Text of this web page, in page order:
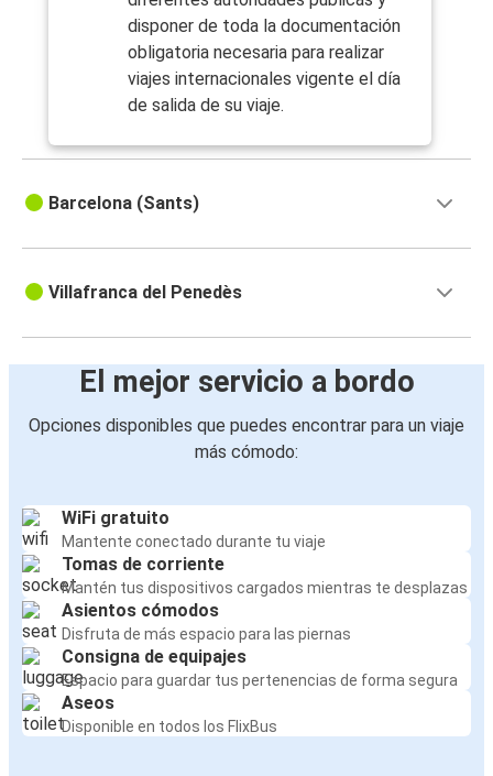
disponer de toda la documentación
obligatoria necesaria para realizar
viajes internacionales vigente el día
de salida de su viaje.
Barcelona (Sants)
Villafranca del Penedès
El mejor servicio a bordo
Opciones disponibles que puedes encontrar para un viaje
más cómodo:
WiFi gratuito
Mantente conectado durante tu viaje
Tomas de corriente
Mantén tus dispositivos cargados mientras te desplazas
Asientos cómodos
Disfruta de más espacio para las piernas
Consigna de equipajes
Espacio para guardar tus pertenencias de forma segura
Aseos
Disponible en todos los FlixBus